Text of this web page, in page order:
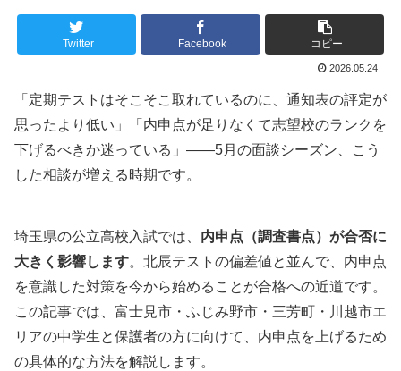
Twitter Facebook コピー
2026.05.24
「定期テストはそこそこ取れているのに、通知表の評定が
思ったより低い」「内申点が足りなくて志望校のランクを
下げるべきか迷っている」——5月の面談シーズン、こう
した相談が増える時期です。
埼玉県の公立高校入試では、 内申点（調査書点）が合否に
大きく影響します。北辰テストの偏差値と並んで、内申点
を意識した対策を今から始めることが合格への近道です。
この記事では、富士見市・ふじみ野市・三芳町・川越市エ
リアの中学生と保護者の方に向けて、内申点を上げるため
の具体的な方法を解説します。